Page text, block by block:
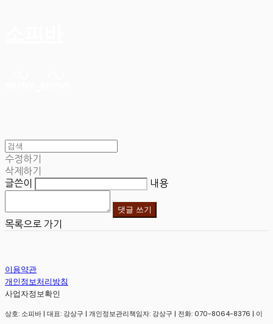
수정하기
삭제하기
글쓴이
내용
댓글 쓰기
목록으로 가기
이용약관
개인정보처리방침
사업자정보확인
상호: 소피바 | 대표: 강상구 | 개인정보관리책임자: 강상구 | 전화: 070-8064-8376 | 이